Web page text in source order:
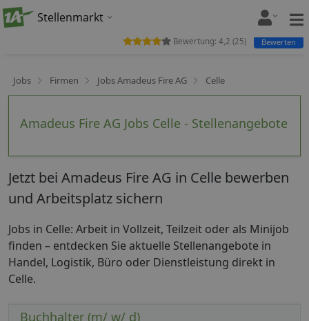
Stellenmarkt
Jobs Firmen Jobs Amadeus Fire AG Celle
Amadeus Fire AG Jobs Celle - Stellenangebote
Bewertung: 4,2 (25) Bewerten
Jetzt bei Amadeus Fire AG in Celle bewerben
und Arbeitsplatz sichern
Jobs in Celle: Arbeit in Vollzeit, Teilzeit oder als Minijob
finden – entdecken Sie aktuelle Stellenangebote in
Handel, Logistik, Büro oder Dienstleistung direkt in
Celle.
Buchhalter (m/ w/ d)